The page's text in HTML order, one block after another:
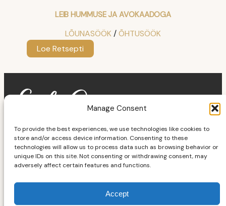
Manage Consent
To provide the best experiences, we use technologies like cookies to
store and/or access device information. Consenting to these
technologies will allow us to process data such as browsing behavior or
unique IDs on this site. Not consenting or withdrawing consent, may
adversely affect certain features and functions.
Accept
LEIB HUMMUSE JA AVOKAADOGA
LÕUNASÖÖK / ÕHTUSÖÖK
Loe Retsepti:
Leib
hummuse
avokaadoga
ELU ILMA DIEEDITA
Facebook InstagramYouTube